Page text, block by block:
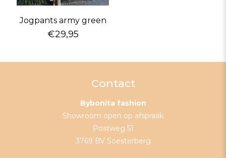
Jogpants army green
€29,95
Contact
Bybonita fashion
Showroom open op afspraak
Postweg 51
3769 BV Soesterberg